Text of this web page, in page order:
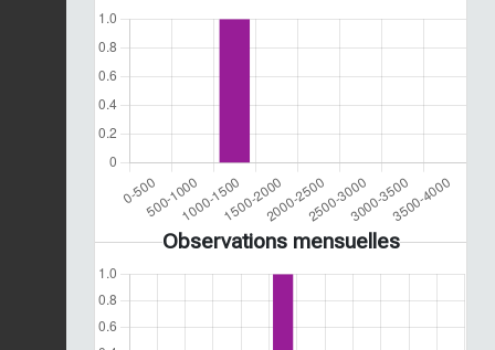
Observations mensuelles